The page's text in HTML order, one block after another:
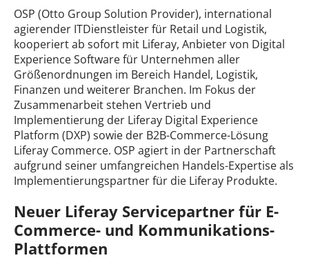
OSP (Otto Group Solution Provider), international
agierender ITDienstleister für Retail und Logistik,
kooperiert ab sofort mit Liferay, Anbieter von Digital
Experience Software für Unternehmen aller
Größenordnungen im Bereich Handel, Logistik,
Finanzen und weiterer Branchen. Im Fokus der
Zusammenarbeit stehen Vertrieb und
Implementierung der Liferay Digital Experience
Platform (DXP) sowie der B2B-Commerce-Lösung
Liferay Commerce. OSP agiert in der Partnerschaft
aufgrund seiner umfangreichen Handels-Expertise als
Implementierungspartner für die Liferay Produkte.
Neuer Liferay Servicepartner für E-
Commerce- und Kommunikations-
Plattformen